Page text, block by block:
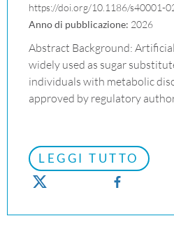
https://doi.org/10.1186/s40001-
Anno di pubblicazione: 2026
Abstract Background:
widely used as sugar
individuals with metabolic
approved by regulatory
LEGGI TUTTO